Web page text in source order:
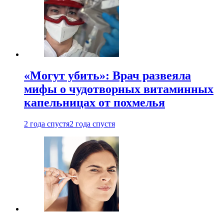
«Могут убить»: Врач развеяла
мифы о чудотворных витаминных
капельницах от похмелья
2 года спустя2 года спустя